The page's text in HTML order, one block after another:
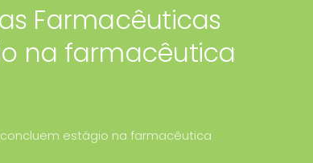
Farmacêuticas
na farmacêutica
estágio na farmacêutica